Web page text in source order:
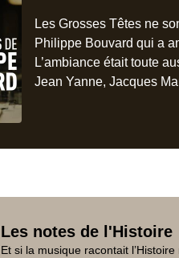
Les Grosses Têtes ne
Philippe Bouvard qui a
L’ambiance était toute
Jean Yanne, Jacques
Les notes de l'Histoire
Et si la musique racontait